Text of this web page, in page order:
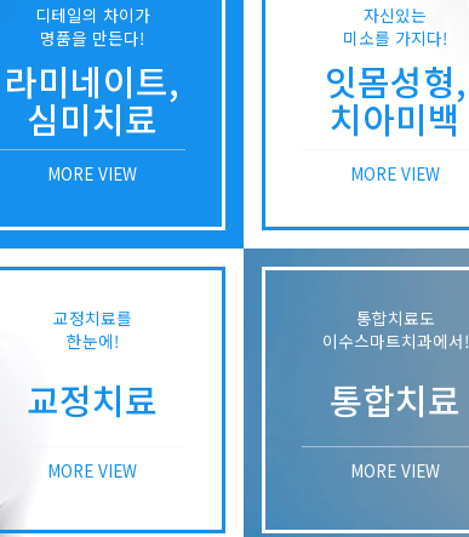
디테일의 차이가
명품을 만든다!
라미네이트,
심미치료
MORE VIEW
자신있는
미소를 가지다!
잇몸성형,
치아미백
MORE VIEW
교정치료를
한눈에!
교정치료
MORE VIEW
통합치료도
이수스마트치과에서!
통합치료
MORE VIEW